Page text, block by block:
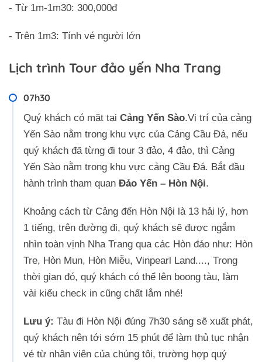
- Từ 1m-1m30: 300,000đ
- Trên 1m3: Tính vé người lớn
Lịch trình Tour đảo yến Nha Trang
07h30
Quý khách có mặt tại Cảng Yến Sào.Vị trí của cảng
Yến Sào nằm trong khu vực của Cảng Cầu Đá, nếu
quý khách đã từng đi tour 3 đảo, 4 đảo, thì Cảng
Yến Sào nằm trong khu vực cảng Cầu Đá. Bắt đầu
hành trình tham quan Đảo Yến – Hòn Nội.
Khoảng cách từ Cảng đến Hòn Nội là 13 hải lý, hơn
1 tiếng, trên đường đi, quý khách sẽ được ngắm
nhìn toàn vịnh Nha Trang qua các Hòn đảo như: Hòn
Tre, Hòn Mun, Hòn Miễu, Vinpearl Land...., Trong
thời gian đó, quý khách có thể lên boong tàu, làm
vài kiểu check in cũng chất lắm nhé!
Lưu ý: Tàu đi Hòn Nội đúng 7h30 sáng sẽ xuất phát,
quý khách nên tới sớm 15 phút để làm thủ tục nhận
vé từ nhân viên của chúng tôi, trường hợp quý